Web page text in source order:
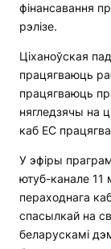
фінансавання
рэлізе.
Ціханоўская
працягваюць
працягваюць
нягледзячы на
каб ЕС
У эфіры
ютуб-канале 11
пераходнага
спасылкай на
беларускамі